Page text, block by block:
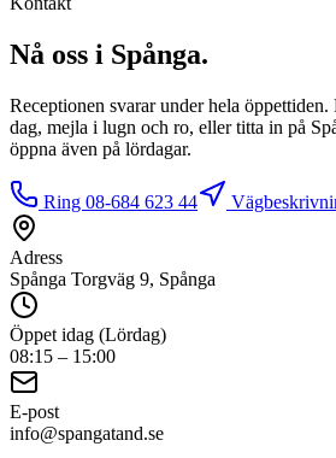
Nå oss i Spånga.
Receptionen svarar under hela
dag, mejla i lugn och ro, eller titta in på
öppna även på lördagar.
Ring 08-684 623 44
Adress
Spånga Torgväg 9, Spånga
Öppet idag (Lördag)
08:15 – 15:00
E-post
info@spangatand.se